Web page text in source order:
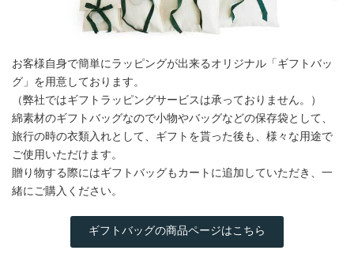
お客様自身で簡単にラッピングが出来るオリジナル「ギフトバッ
グ」を用意しております。
（弊社ではギフトラッピングサービスは承っておりません。）
綿素材のギフトバッグなので小物やバッグなどの保存袋として、
旅行の時の衣類入れとして、ギフトを貰った後も、様々な用途で
ご使用いただけます。
贈り物する際にはギフトバッグもカートに追加していただき、一
緒にご購入ください。
ギフトバッグの商品ページはこちら